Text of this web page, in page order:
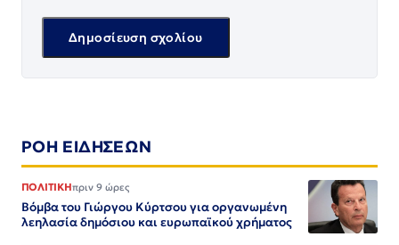
ΡΟΗ ΕΙΔΗΣΕΩΝ
ΠΟΛΙΤΙΚΗπριν 9 ώρες
Βόμβα του Γιώργου Κύρτσου για οργανωμένη
λεηλασία δημόσιου και ευρωπαϊκού χρήματος